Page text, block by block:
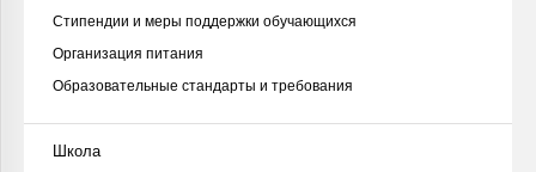
Стипендии и меры поддержки обучающихся
Организация питания
Образовательные стандарты и требования
Школа